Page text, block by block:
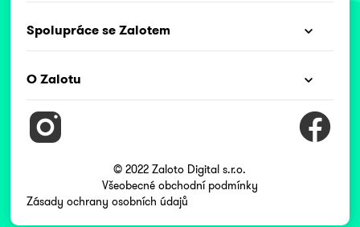
Spolupráce se Zalotem
O Zalotu
© 2022 Zaloto Digital s.r.o.
Všeobecné obchodní podmínky
Zásady ochrany osobních údajů